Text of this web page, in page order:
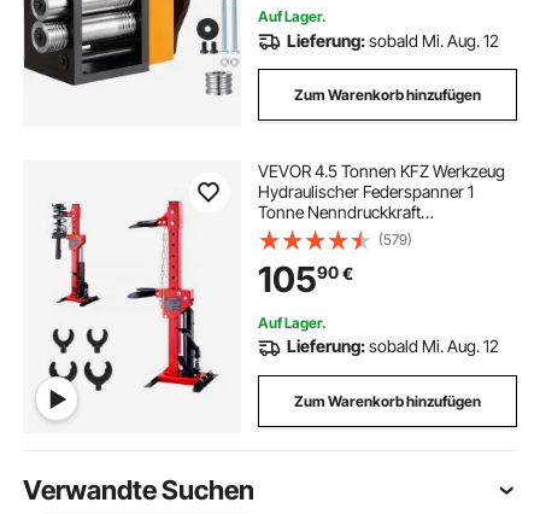
Auf Lager.
Lieferung:sobald Mi. Aug. 12
Zum Warenkorb hinzufügen
VEVOR 4.5 Tonnen KFZ Werkzeug
Hydraulischer Federspanner 1
Tonne Nenndruckkraft
Federbeinspanner 11-13cm & 14-
17cm Federverschluss Federbein
Spanner mit auslaufsicherer
Hydraulikpumpe
(579)
10590€
Auf Lager.
Lieferung:sobald Mi. Aug. 12
Zum Warenkorb hinzufügen
Verwandte Suchen